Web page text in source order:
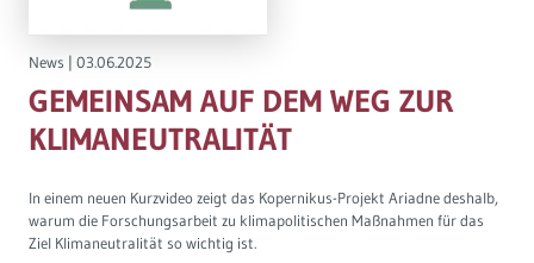
News | 03.06.2025
GEMEINSAM AUF DEM WEG ZUR
KLIMANEUTRALITÄT
In einem neuen Kurzvideo zeigt das Kopernikus-Projekt Ariadne deshalb,
warum die Forschungsarbeit zu klimapolitischen Maßnahmen für das
Ziel Klimaneutralität so wichtig ist.